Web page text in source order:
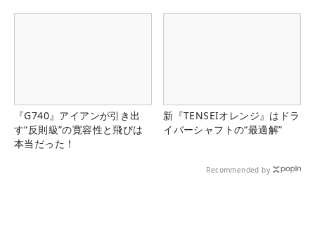
『G740』アイアンが引き出
す“反則級”の寛容性と飛びは
本当だった！
新『TENSEIオレンジ』はドラ
イバーシャフトの“最適解”
Recommended by